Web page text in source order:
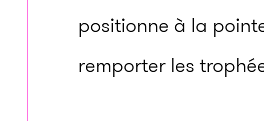
positionne à la
remporter les